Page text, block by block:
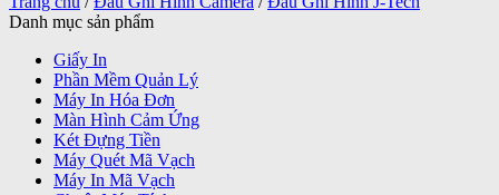
Danh mục sản phẩm
Giấy In
Phần Mềm Quản Lý
Máy In Hóa Đơn
Màn Hình Cảm Ứng
Két Đựng Tiền
Máy Quét Mã Vạch
Máy In Mã Vạch